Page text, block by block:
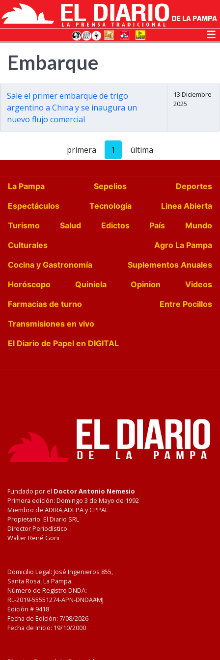
Embarque
Sale el primer embarque de trigo
argentino a China y se inaugura un
nuevo flujo comercial
13 Diciembre
2025
primera 1 última
La Pampa Sepelios
Deportes
Espectáculos
Tecnología
Linea Abierta
Turismo
Salud Edictos País
Mundo
Culturales
Agro La Pampa
Cocina y Gastronomía
Suplementos Anuales
Horóscopo
Quiniela Opinion
Videos
Farmacias de turno
Entre Pocillos
Transmisiones en vivo
El Diario de Papel en DIGITAL
Fundado por el Doctor Antonio Nemesio
Primera edición: Domingo 3 de Mayo de 1992
Miembro de ADIRA,ADEPA y CPPAL
Propietario: El Diario SRL
Director Periodístico:
Walter René Goñi
Domicilio Legal: José Ingenieros 855,
Santa Rosa, La Pampa.
Número de Registro DNDA:
RL-2019-55551274-APN-DNDA#MJ
Edición # 9418
Fecha de Edición: 7/08/2026
Fecha de Inicio: 19/10/2000